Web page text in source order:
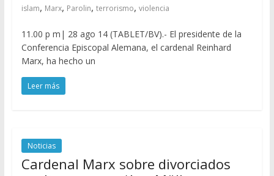
islam, Marx, Parolin, terrorismo, violencia
11.00 p m| 28 ago 14 (TABLET/BV).- El presidente de la
Conferencia Episcopal Alemana, el cardenal Reinhard
Marx, ha hecho un
Leer más
Noticias
Cardenal Marx sobre divorciados